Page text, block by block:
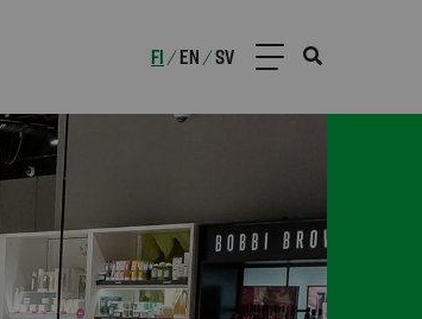
FI /EN /SV